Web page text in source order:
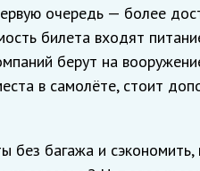
очередь — более
билета входят
берут на
в самолёте, стоит
без багажа и